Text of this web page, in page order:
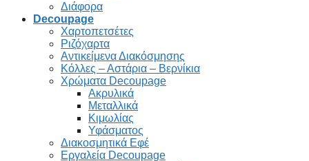
Διάφορα
Decoupage
Χαρτοπετσέτες
Ριζόχαρτα
Αντικείμενα Διακόσμησης
Κόλλες – Αστάρια – Βερνίκια
Χρώματα Decoupage
Ακρυλικά
Μεταλλικά
Κιμωλίας
Υφάσματος
Διακοσμητικά Εφέ
Εργαλεία Decoupage